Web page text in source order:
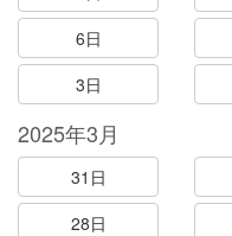
6日
3日
2025年3月
31日
28日